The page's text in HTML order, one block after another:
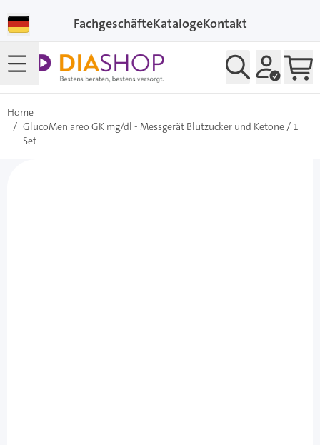
FachgeschäfteKatalogeKontakt
Home
/ GlucoMen areo GK mg/dl - Messgerät Blutzucker und Ketone / 1
Set